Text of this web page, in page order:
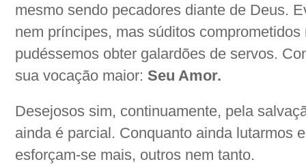
mesmo sendo pecadores diante de Deus.
nem príncipes, mas súditos
pudéssemos obter galardões de servos.
sua vocação maior: Seu Amor.
Desejosos sim, continuamente, pela
ainda é parcial. Conquanto ainda lutarmos
esforçam-se mais, outros nem tanto.